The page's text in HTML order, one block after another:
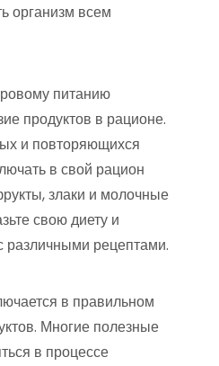
организм всем
питанию
продуктов в рационе.
и повторяющихся
в свой рацион
злаки и молочные
свою диету и
различными рецептами.
в правильном
Многие полезные
в процессе